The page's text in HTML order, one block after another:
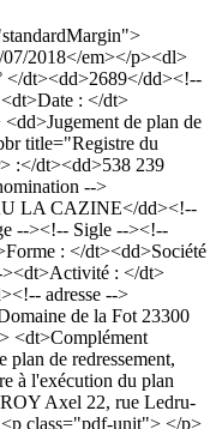
2018</em></p><dl>
</dt><dd>2689</dd><!--
: </dt>
de plan de
title="Registre du
:</dt><dd>538 239
-->
LA CAZINE</dd><!--
--><!-- Sigle --><!--
: </dt><dd>Société
: </dt>
adresse -->
de la Fot 23300
<dt>Complément
plan de redressement,
à l'exécution du plan
Axel 22, rue Ledru-
class="pdf-unit"> </p>